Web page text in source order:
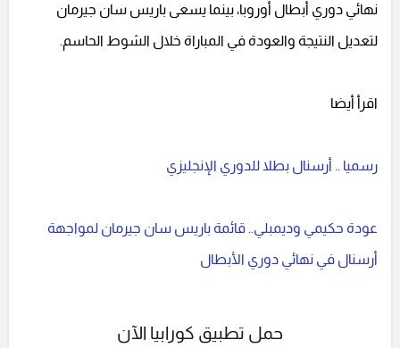
نهائي دوري أبطال أوروبا، بينما يسعى باريس سان جيرمان
لتعديل النتيجة والعودة في المباراة خلال الشوط الحاسم.
اقرأ أيضا
رسميا .. أرسنال بطلا للدوري الإنجليزي
عودة حكيمي وديمبلي.. قائمة باريس سان جيرمان لمواجهة
أرسنال في نهائي دوري الأبطال
حمل تطبيق كورابيا الآن